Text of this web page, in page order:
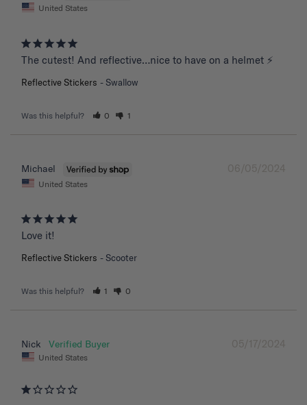
United States
The cutest! And reflective…nice to have on a helmet ⚡️
Reflective Stickers Swallow
Was this helpful? 0 1
06/05/2024
Michael
United States
Love it!
Reflective Stickers Scooter
Was this helpful? 1 0
05/17/2024
Nick
United States